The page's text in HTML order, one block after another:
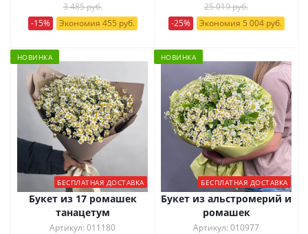
3 485 руб.
-15%
Экономия 455 руб.
25 019 руб.
-25%
Экономия 5 004 руб.
НОВИНКА
БЕСПЛАТНАЯ ДОСТАВКА
Букет из 17 ромашек
танацетум
Артикул: 011180
НОВИНКА
БЕСПЛАТНАЯ ДОСТАВКА
Букет из альстромерий и
ромашек
Артикул: 010977